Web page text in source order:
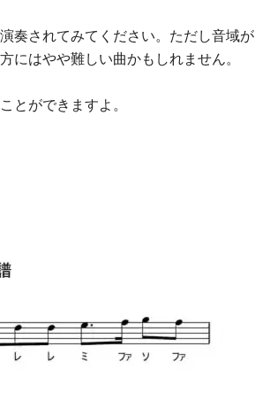
奏されてみてください。ただし音域が
にはやや難しい曲かもしれません。
とができますよ。